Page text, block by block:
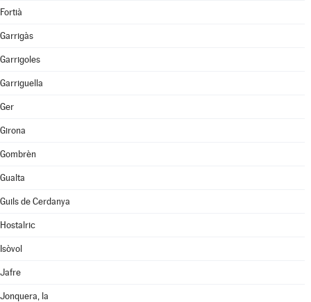
Fortià
Garrigàs
Garrigoles
Garriguella
Ger
Girona
Gombrèn
Gualta
Guils de Cerdanya
Hostalric
Isòvol
Jafre
Jonquera, la